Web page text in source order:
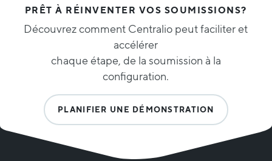
PRÊT À RÉINVENTER VOS SOUMISSIONS?
Découvrez comment Centralio peut faciliter et
accélérer
chaque étape, de la soumission à la
configuration.
PLANIFIER UNE DÉMONSTRATION